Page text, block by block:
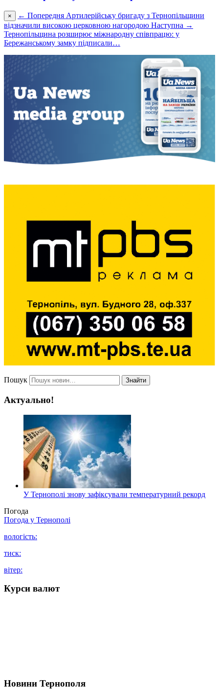
× ← Попередня Артилерійську бригаду з Тернопільщини
відзначили високою церковною нагородою Наступна →
Тернопільщина розширює міжнародну співпрацю: у
Бережанському замку підписали…
Пошук Знайти
Актуально!
У Тернополі знову зафіксували температурний рекорд
Погода
Погода у Тернополі
вологість:
тиск:
вітер:
Курси валют
Новини Тернополя